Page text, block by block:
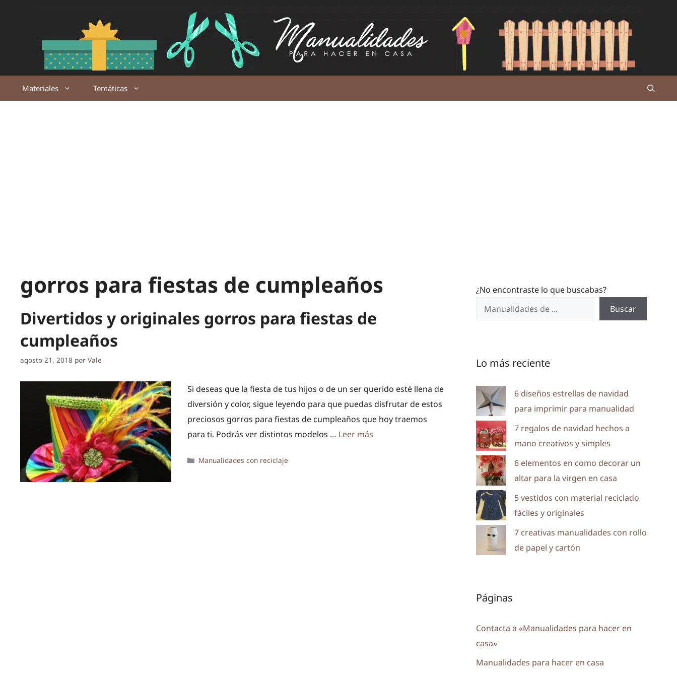
Materiales Temáticas
gorros para fiestas de cumpleaños
Divertidos y originales gorros para fiestas de
cumpleaños
agosto 21, 2018 por Vale
Si deseas que la fiesta de tus hijos o de un ser querido esté llena de
diversión y color, sigue leyendo para que puedas disfrutar de estos
preciosos gorros para fiestas de cumpleaños que hoy traemos
para ti. Podrás ver distintos modelos … Leer más
Categorías
Manualidades con reciclaje
¿No encontraste lo que buscabas?
Buscar
Lo más reciente
6 diseños estrellas de navidad
para imprimir para manualidad
7 regalos de navidad hechos a
mano creativos y simples
6 elementos en como decorar un
altar para la virgen en casa
5 vestidos con material reciclado
fáciles y originales
7 creativas manualidades con rollo
de papel y cartón
Páginas
Contacta a «Manualidades para hacer en
casa»
Manualidades para hacer en casa